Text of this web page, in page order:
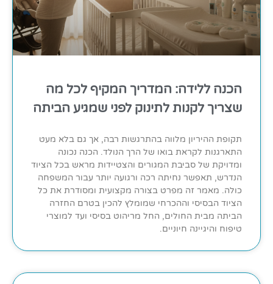
הכנה ללידה: המדריך המקיף לכל מה
שצריך לקנות לתינוק לפני שמגיע הביתה
תקופת ההיריון מלווה בהתרגשות רבה, אך גם בלא מעט
התארגנות לקראת בואו של הרך הנולד. הכנה נכונה
ומדויקת של סביבת המגורים והצטיידות מראש בכל הציוד
הנדרש, תאפשר נחיתה רכה ורגועה יותר עבור המשפחה
כולה. מאמר זה מפרט בצורה מקצועית ומסודרת את כל
הציוד הבסיסי וההכרחי שמומלץ להכין בטרם החזרה
הביתה מבית החולים, החל מריהוט בסיסי ועד למוצרי
טיפוח והיגיינה חיוניים.